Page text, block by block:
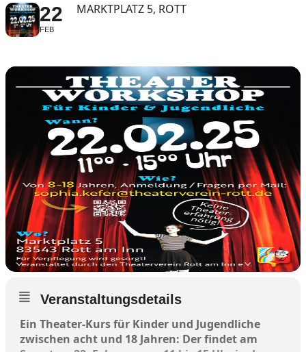
22
FEB
MARKTPLATZ 5, ROTT
Veranstaltungsdetails
Ein Theater-Kurs für Kinder und Jugendliche
zwischen acht und 18 Jahren: Der findet am